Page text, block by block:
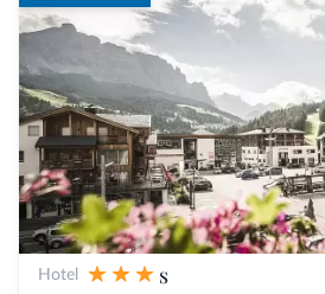
Hotel
s